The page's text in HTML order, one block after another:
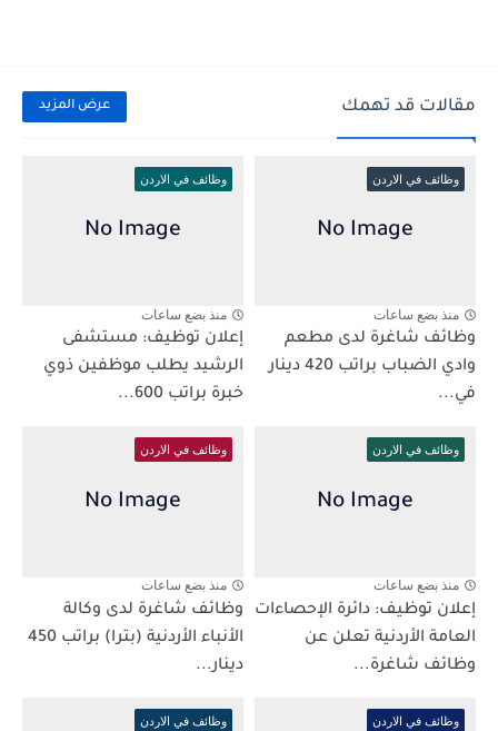
مقالات قد تهمك عرض المزيد
وظائف في الاردن
منذ بضع ساعات
وظائف شاغرة لدى مطعم
وادي الضباب براتب 420 دينار
في...
وظائف في الاردن
منذ بضع ساعات
إعلان توظيف: مستشفى
الرشيد يطلب موظفين ذوي
خبرة براتب 600...
وظائف في الاردن
منذ بضع ساعات
إعلان توظيف: دائرة الإحصاءات
العامة الأردنية تعلن عن
وظائف شاغرة...
وظائف في الاردن
منذ بضع ساعات
وظائف شاغرة لدى وكالة
الأنباء الأردنية (بترا) براتب 450
دينار...
وظائف في الاردن وظائف في الاردن